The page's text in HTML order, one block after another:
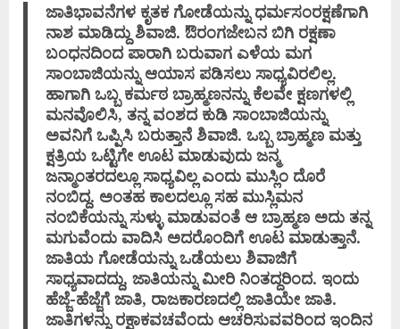
ಜಾತಿಭಾವನೆಗಳ ಕೃತಕ ಗೋಡೆಯನ್ನು ಧರ್ಮಸಂರಕ್ಷಣೆಗಾಗಿ
ನಾಶ ಮಾಡಿದ್ದು ಶಿವಾಜಿ. ಔರಂಗಜೇಬನ ಬಿಗಿ ರಕ್ಷಣಾ
ಬಂಧನದಿಂದ ಪಾರಾಗಿ ಬರುವಾಗ ಎಳೆಯ ಮಗ
ಸಾಂಬಾಜಿಯನ್ನು ಆಯಾಸ ಪಡಿಸಲು ಸಾಧ್ಯವಿರಲಿಲ್ಲ.
ಹಾಗಾಗಿ ಒಬ್ಬ ಕರ್ಮಠ ಬ್ರಾಹ್ಮಣನನ್ನು ಕೆಲವೇ ಕ್ಷಣಗಳಲ್ಲಿ
ಮನವೊಲಿಸಿ, ತನ್ನ ವಂಶದ ಕುಡಿ ಸಾಂಬಾಜಿಯನ್ನು
ಅವನಿಗೆ ಒಪ್ಪಿಸಿ ಬರುತ್ತಾನೆ ಶಿವಾಜಿ. ಒಬ್ಬ ಬ್ರಾಹ್ಮಣ ಮತ್ತು
ಕ್ಷತ್ರಿಯ ಒಟ್ಟಿಗೇ ಊಟ ಮಾಡುವುದು ಜನ್ಮ
ಜನ್ಮಾಂತರದಲ್ಲೂ ಸಾಧ್ಯವಿಲ್ಲ ಎಂದು ಮುಸ್ಲಿಂ ದೊರೆ
ನಂಬಿದ್ದ. ಅಂತಹ ಕಾಲದಲ್ಲೂ ಸಹ ಮುಸ್ಲಿಮನ
ನಂಬಿಕೆಯನ್ನು ಸುಳ್ಳು ಮಾಡುವಂತೆ ಆ ಬ್ರಾಹ್ಮಣ ಅದು ತನ್ನ
ಮಗುವೆಂದು ವಾದಿಸಿ ಅದರೊಂದಿಗೆ ಊಟ ಮಾಡುತ್ತಾನೆ.
ಜಾತಿಯ ಗೋಡೆಯನ್ನು ಒಡೆಯಲು ಶಿವಾಜಿಗೆ
ಸಾಧ್ಯವಾದದ್ದು, ಜಾತಿಯನ್ನು ಮೀರಿ ನಿಂತದ್ದರಿಂದ. ಇಂದು
ಹೆಜ್ಜೆ-ಹೆಜ್ಜೆಗೆ ಜಾತಿ, ರಾಜಕಾರಣದಲ್ಲಿ ಜಾತಿಯೇ ಜಾತಿ.
ಜಾತಿಗಳನ್ನು ರಕ್ಷಾಕವಚವೆಂದು ಆಚರಿಸುವವರಿಂದ ಇಂದಿನ